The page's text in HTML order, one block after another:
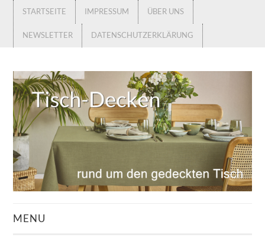
STARTSEITE IMPRESSUM ÜBER UNS
NEWSLETTER DATENSCHUTZERKLÄRUNG
MENU